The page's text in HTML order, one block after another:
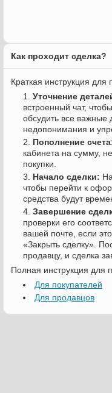
Как проходит сделка?
Краткая инструкция для
Уточнение
встроенный чат,
обсудить все важные
недопонимания и
Пополнение
кабинета на сумму,
покупки.
Начало сделки:
чтобы перейти к
средства будут
Завершение
проверки его
вашей почте, если
«Закрыть сделку».
продавцу, и сделка
Полная инструкция для
Для покупателей
Для продавцов